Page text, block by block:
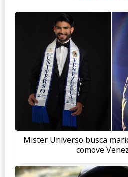
Mister Universo busca
comove